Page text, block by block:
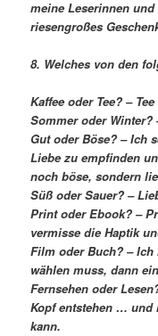
meine Leserinnen
riesengroßes
8. Welches von den
Kaffee oder Tee? – Tee
Sommer oder
Gut oder Böse? –Ich
Liebe zu empfinden
noch böse, sondern
Süß oder Sauer? –
Print oder Ebook? –
vermisse die Haptik
Film oder Buch? –Ich
wählen muss, dann
Fernsehen oder
Kopf entstehen … und
kann.